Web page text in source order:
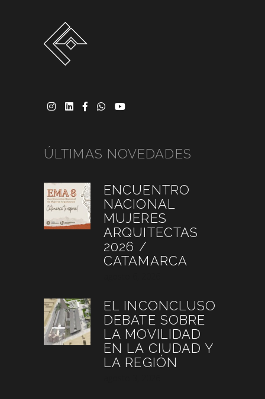
ÚLTIMAS NOVEDADES
ENCUENTRO
NACIONAL
MUJERES
ARQUITECTAS
2026 /
CATAMARCA
EL INCONCLUSO
DEBATE SOBRE
LA MOVILIDAD
EN LA CIUDAD Y
LA REGIÓN